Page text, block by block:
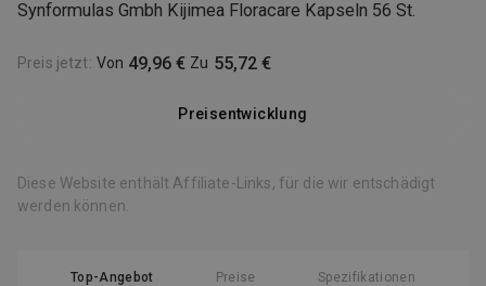
Synformulas Gmbh Kijimea Floracare Kapseln 56 St.
Preis jetzt: Von 49,96 € Zu 55,72 €
Preisentwicklung
Diese Website enthält Affiliate-Links, für die wir entschädigt
werden können.
Top-Angebot Preise Spezifikationen